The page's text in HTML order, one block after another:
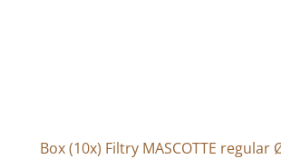
Box (10x) Filtry MASCOTTE regular